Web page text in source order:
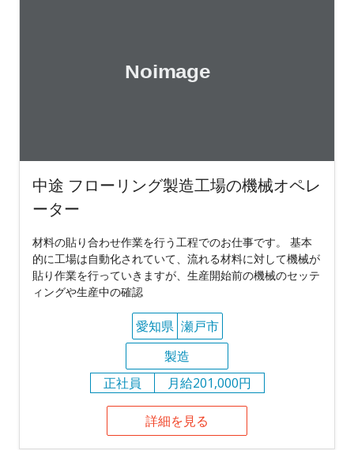
中途 フローリング製造工場の機械オペレ
ーター
材料の貼り合わせ作業を行う工程でのお仕事です。 基本
的に工場は自動化されていて、流れる材料に対して機械が
貼り作業を行っていきますが、生産開始前の機械のセッテ
ィングや生産中の確認
愛知県 瀬戸市
製造
正社員
月給201,000円
詳細を見る